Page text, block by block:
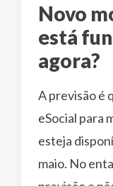
Novo
está
agora?
A previsão é
eSocial para
esteja
maio. No